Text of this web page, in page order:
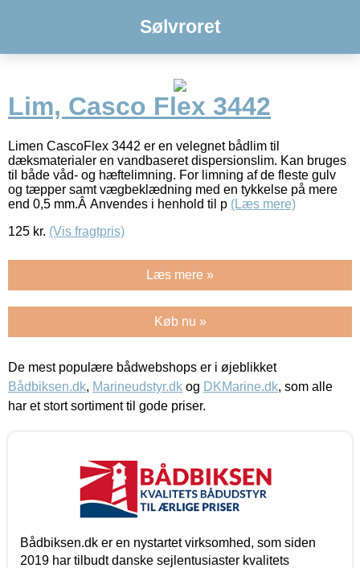
Sølvroret
Lim, Casco Flex 3442
Limen CascoFlex 3442 er en velegnet bådlim til
dæksmaterialer en vandbaseret dispersionslim. Kan bruges
til både våd- og hæftelimning. For limning af de fleste gulv
og tæpper samt vægbeklædning med en tykkelse på mere
end 0,5 mm.Â Anvendes i henhold til p (Læs mere)
125 kr. (Vis fragtpris)
Læs mere »
Køb nu »
De mest populære bådwebshops er i øjeblikket
Bådbiksen.dk, Marineudstyr.dk og DKMarine.dk, som alle
har et stort sortiment til gode priser.
Bådbiksen.dk er en nystartet virksomhed, som siden
2019 har tilbudt danske sejlentusiaster kvalitets